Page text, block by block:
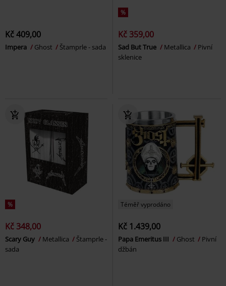
Kč 409,00
Impera Ghost Štamprle - sada
%
Kč 359,00
Sad But True Metallica
Pivní
sklenice
%
Kč 348,00
Scary Guy Metallica
Štamprle -
sada
Téměř vyprodáno
Kč 1.439,00
Papa Emeritus III Ghost
Pivní
džbán